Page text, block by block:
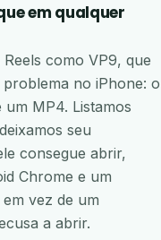
em qualquer
como VP9, que
no iPhone: o
MP4. Listamos
seu
consegue abrir,
Chrome e um
vez de um
a abrir.